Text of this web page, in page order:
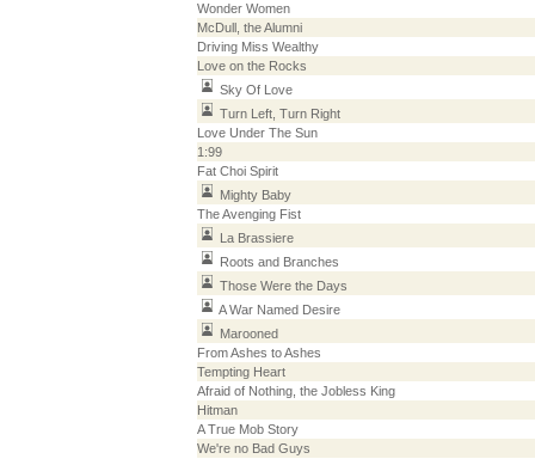
Wonder Women
McDull, the Alumni
Driving Miss Wealthy
Love on the Rocks
Sky Of Love
Turn Left, Turn Right
Love Under The Sun
1:99
Fat Choi Spirit
Mighty Baby
The Avenging Fist
La Brassiere
Roots and Branches
Those Were the Days
A War Named Desire
Marooned
From Ashes to Ashes
Tempting Heart
Afraid of Nothing, the Jobless King
Hitman
A True Mob Story
We're no Bad Guys